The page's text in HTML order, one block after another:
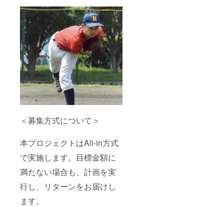
＜募集方式について＞
本プロジェクトはAll-in方式
で実施します。目標金額に
満たない場合も、計画を実
行し、リターンをお届けし
ます。